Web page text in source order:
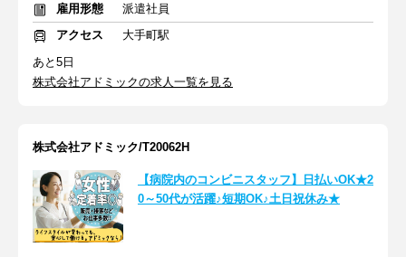
雇用形態
派遣社員
アクセス
大手町駅
あと5日
株式会社アドミックの求人一覧を見る
株式会社アドミック/T20062H
【病院内のコンビニスタッフ】日払いOK★2
0～50代が活躍♪短期OK♪土日祝休み★